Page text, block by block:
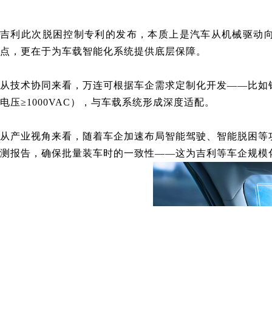
吉利此次脱困控制专利的发布，本质上是汽车从机械驱
点，更在于为车载智能化系统提供底层保障。
从技术协同来看，万连可根据车企需求定制化开发——比如
电压≥1000VAC），与车载系统形成深度适配。
从产业视角来看，随着车企加速布局智能驾驶、智能脱困
测报告，确保批量装车时的一致性——这为吉利等车企规模